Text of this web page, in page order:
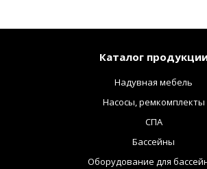
Каталог
Надувная мебель
Насосы, ремкомплекты
СПА
Бассейны
Оборудование для